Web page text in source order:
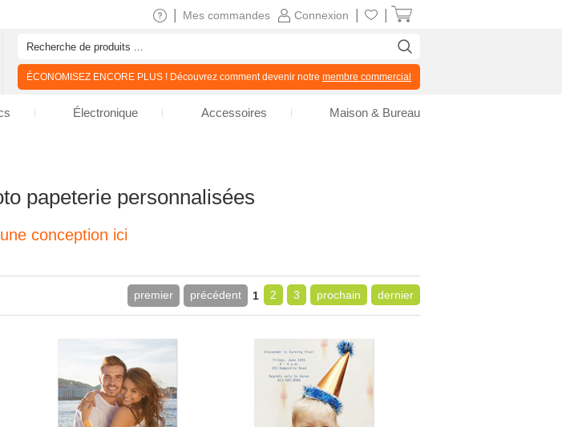
papeterie personnalisées
conception ici
premier précédent 1 2 3 prochain dernier
Connexion
Mes commandes
ÉCONOMISEZ ENCORE PLUS ! Découvrez comment devenir notre membre commercial
Électronique Accessoires Maison & Bureau